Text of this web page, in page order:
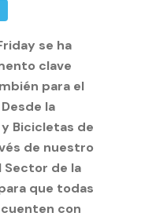
se ha
clave
para el
la
Bicicletas de
de nuestro
Sector de la
que todas
con